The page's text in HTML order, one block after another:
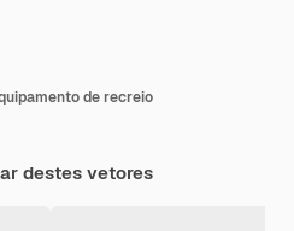
de recreio
destes vetores